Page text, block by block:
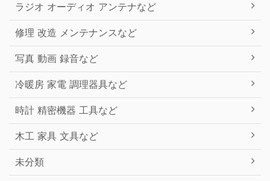
ラジオ オーディオ アンテナなど
修理 改造 メンテナンスなど
写真 動画 録音など
冷暖房 家電 調理器具など
時計 精密機器 工具など
木工 家具 文具など
未分類